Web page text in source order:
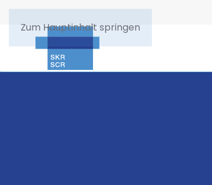
Zum Hauptinhalt springen